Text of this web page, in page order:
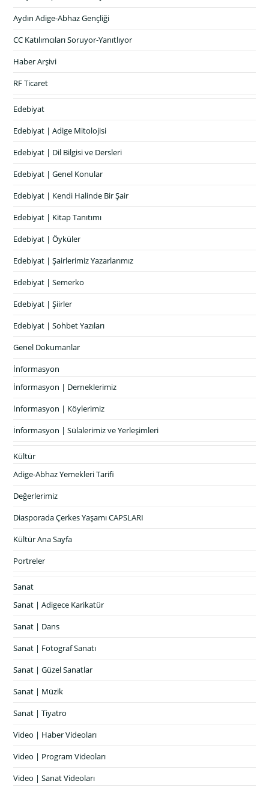
Aydın Adige-Abhaz Gençliği
CC Katılımcıları Soruyor-Yanıtlıyor
Haber Arşivi
RF Ticaret
Edebiyat
Edebiyat | Adige Mitolojisi
Edebiyat | Dil Bilgisi ve Dersleri
Edebiyat | Genel Konular
Edebiyat | Kendi Halinde Bir Şair
Edebiyat | Kitap Tanıtımı
Edebiyat | Öyküler
Edebiyat | Şairlerimiz Yazarlarımız
Edebiyat | Semerko
Edebiyat | Şiirler
Edebiyat | Sohbet Yazıları
Genel Dokumanlar
İnformasyon
İnformasyon | Derneklerimiz
İnformasyon | Köylerimiz
İnformasyon | Sülalerimiz ve Yerleşimleri
Kültür
Adige-Abhaz Yemekleri Tarifi
Değerlerimiz
Diasporada Çerkes Yaşamı CAPSLARI
Kültür Ana Sayfa
Portreler
Sanat
Sanat | Adigece Karikatür
Sanat | Dans
Sanat | Fotograf Sanatı
Sanat | Güzel Sanatlar
Sanat | Müzik
Sanat | Tiyatro
Video | Haber Videoları
Video | Program Videoları
Video | Sanat Videoları